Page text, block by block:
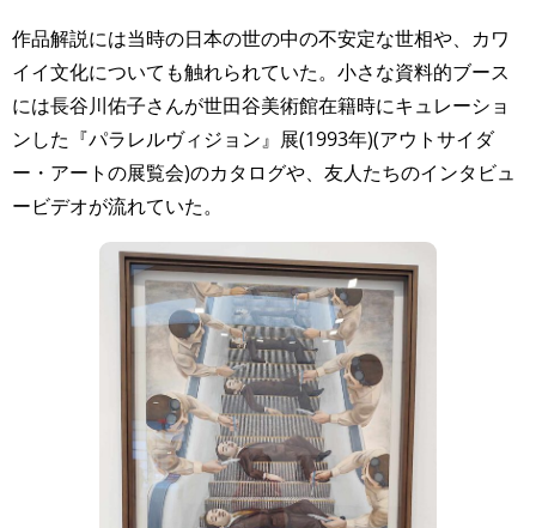
⁡作品解説には当時の日本の世の中の不安定な世相や、カワ
イイ文化についても触れられていた。小さな資料的ブース
には長谷川佑子さんが世田谷美術館在籍時にキュレーショ
ンした『パラレルヴィジョン』展(1993年)(アウトサイダ
ー・アートの展覧会)のカタログや、友人たちのインタビュ
ービデオが流れていた。⁡